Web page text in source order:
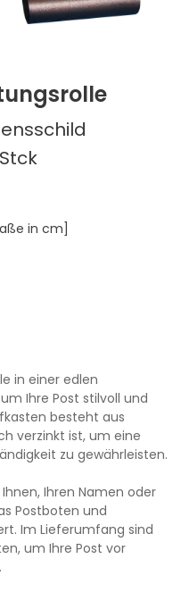
Stck
in cm]
in einer edlen
Ihre Post stilvoll und
besteht aus
verzinkt ist, um eine
zu gewährleisten.
Ihren Namen oder
Postboten und
Im Lieferumfang sind
um Ihre Post vor